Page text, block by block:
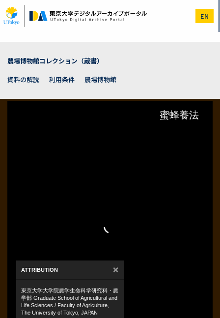
イ
ン
EN
農場博物館コレクション（蔵書）
資料の解説
利用条件 農場博物館